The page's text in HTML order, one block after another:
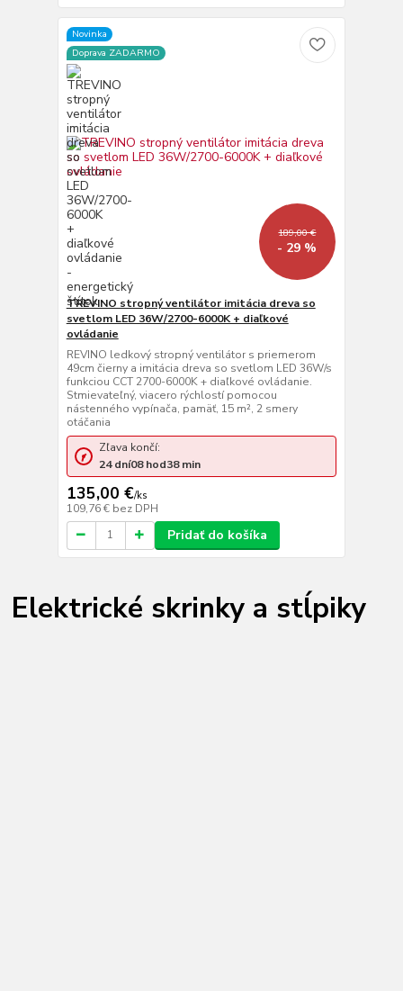
Novinka
Doprava ZADARMO
189,00 €
- 29 %
TREVINO stropný ventilátor imitácia dreva so
svetlom LED 36W/2700-6000K + diaľkové
ovládanie
REVINO ledkový stropný ventilátor s priemerom
49cm čierny a imitácia dreva so svetlom LED 36W/s
funkciou CCT 2700-6000K + diaľkové ovládanie.
Stmievateľný, viacero rýchlostí pomocou
nástenného vypínača, pamäť, 15 m², 2 smery
otáčania
135,00 €/ks
109,76 € bez DPH
Zľava končí:
24 dní08hod38min
Pridať do košíka
Elektrické skrinky a stĺpiky